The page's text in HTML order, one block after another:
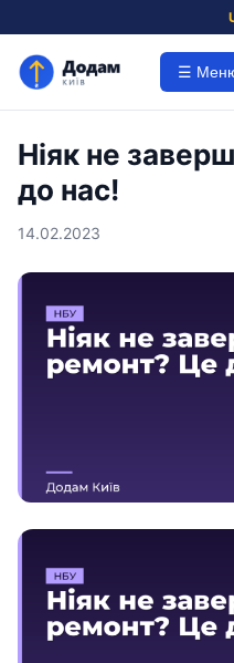
☰
Ніяк не
до нас!
14.02.2023